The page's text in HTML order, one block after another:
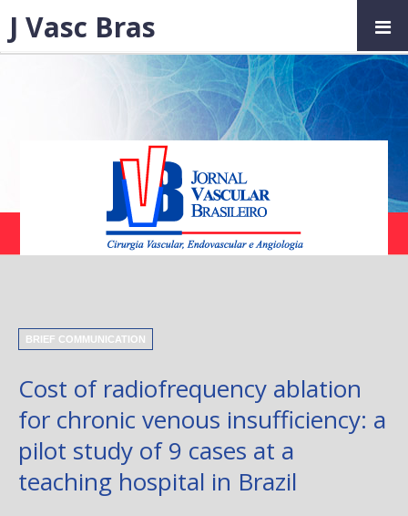
BRIEF COMMUNICATION
Cost of radiofrequency ablation
for chronic venous insufficiency: a
pilot study of 9 cases at a
teaching hospital in Brazil
J Vasc Bras